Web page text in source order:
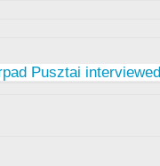
Pusztai